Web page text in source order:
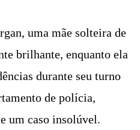
uma mãe solteira de
brilhante, enquanto ela
durante seu turno
de polícia,
um caso insolúvel.